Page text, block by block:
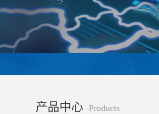
产品中心 Products